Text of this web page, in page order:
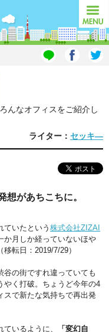
MENU
んなオフィスをご紹介し
ライター： セッキ―
があちこちに。
ていたという 株式会社ZIZAI
か月しか経っていないほや
転日：2019/7/29）
の街ですれ違っていても
く打破。ちょうど今年の4
スで新たな気持ちで再出発
いるように、
「変幻自